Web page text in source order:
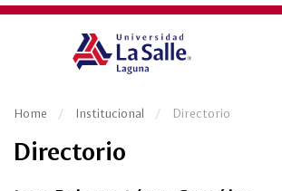
Home Institucional Directorio
Directorio